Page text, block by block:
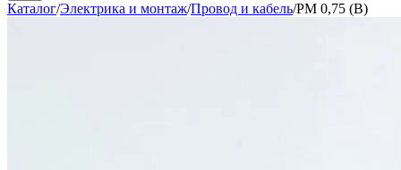
Каталог/Электрика и монтаж/Провод и кабель/PM 0,75 (B)